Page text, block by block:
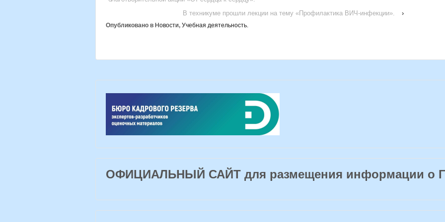
В техникуме прошли лекции на тему «Профилактика ВИЧ-инфекции».
›
Опубликовано в Новости, Учебная деятельность.
ОФИЦИАЛЬНЫЙ САЙТ для размещения информации о